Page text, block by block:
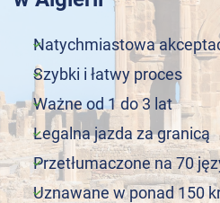
Natychmiastowa
Szybki i łatwy proces
Ważne od 1 do 3 lat
Legalna jazda za granicą
Przetłumaczone na 70
Uznawane w ponad 150